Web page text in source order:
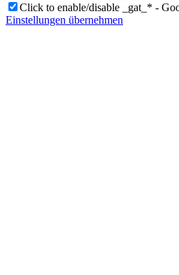
Click to enable/disable _gat_* -
Einstellungen übernehmen